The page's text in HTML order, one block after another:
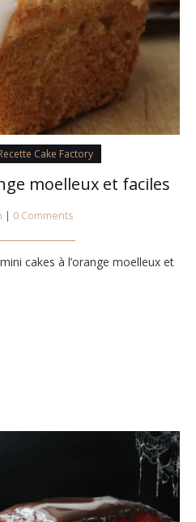
Cake Factory
moelleux et faciles
| 0 Comments
cakes à l’orange moelleux et